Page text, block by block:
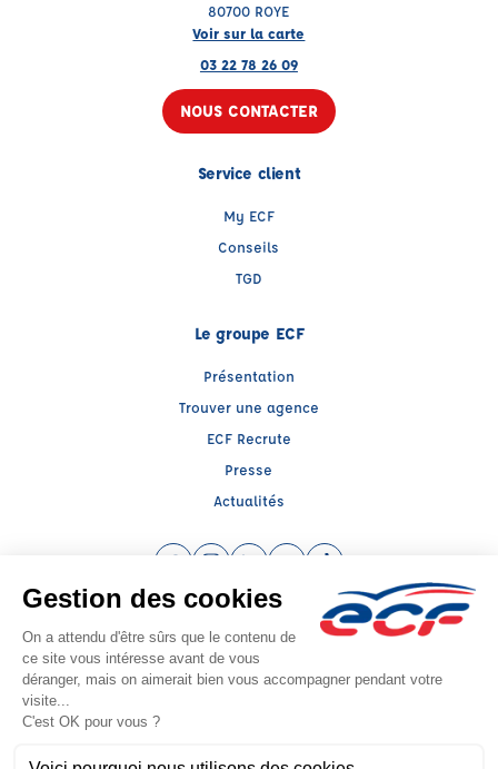
80700 ROYE
Voir sur la carte
03 22 78 26 09
NOUS CONTACTER
Service client
My ECF
Conseils
TGD
Le groupe ECF
Présentation
Trouver une agence
ECF Recrute
Presse
Actualités
Instagram (nouvelle fenêtre)
LinkedIn (nouvelle fenêtre)
YouTube (nouvelle fenêtre)
TikTok (nouvelle
Raison sociale : AUTO ECOLE CAT - Capital social: 5000€
SIREN: 531665024 - Numéro de TVA intracommunautaire: FR 28 531665024
Agrément n°E1108008090
Siège social : 46 Bis, Rue Saint Médard , ROYE (80700) - Représentant légal :